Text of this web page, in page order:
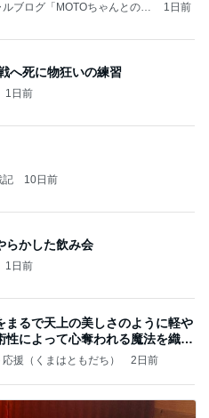
ブログ「MOTOちゃんとのは
1日前
へ死に物狂いの練習
1日前
記 10日前
らかした飲み会
1日前
まるで天上の美しさのように軽や
性によって心奪われる魔法を織り
援（くまはともだち） 2日前